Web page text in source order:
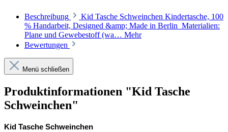
Beschreibung
Kid Tasche Schweinchen Kindertasche, 100
% Handarbeit, Designed &amp; Made in Berlin Materialien:
Plane und Gewebestoff (wa… Mehr
Bewertungen
Menü schließen
Produktinformationen "Kid Tasche
Schweinchen"
Kid Tasche Schweinchen